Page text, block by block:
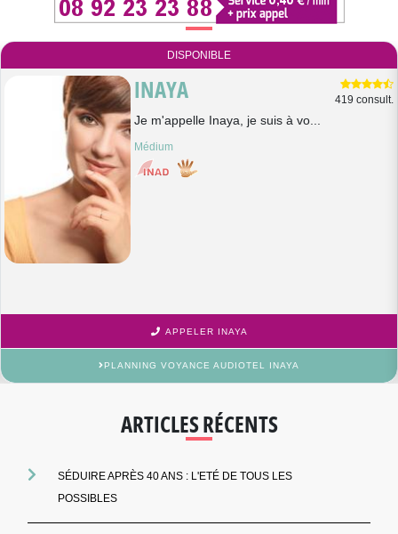
DISPONIBLE
INAYA 419 consult.
Je m'appelle Inaya, je suis à vo...
Médium
APPELER INAYA
PLANNING VOYANCE AUDIOTEL INAYA
ARTICLES RÉCENTS
SÉDUIRE APRÈS 40 ANS : L'ETÉ DE TOUS LES
POSSIBLES